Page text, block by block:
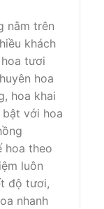
nằm trên
khách
tươi
hoa
hoa khai
với hoa
hoa theo
luôn
độ tươi,
nhanh